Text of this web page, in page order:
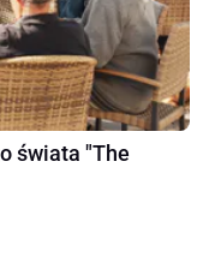
świata "The